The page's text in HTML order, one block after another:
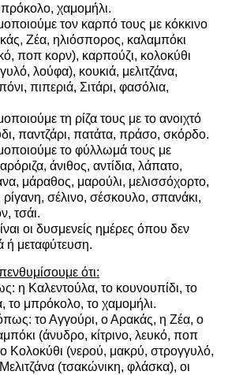
χαμομήλι.
τον καρπό τους με κόκκινο
Ζέα, ηλιόσπορος, καλαμπόκι
ποπ κορν), καρπούζι, κολοκύθι
λούφα), κουκιά, μελιτζάνα,
πιπεριά, Σιτάρι, φασόλια,
τη ρίζα τους με το ανοιχτό
παντζάρι, πατάτα, πράσο, σκόρδο.
το φύλλωμά τους με
άνιθος, αντίδια, λάπατο,
μάραθος, μαρούλι, μελισσόχορτο,
ρίγανη, σέλινο, σέσκουλο, σπανάκι,
τσάι.
οι δυσμενείς ημέρες όπου δεν
ή μεταφύτευση.
ότι:
η Καλεντούλα, το κουνουπίδι, το
το μπρόκολο, το χαμομήλι.
το Αγγούρι, ο Αρακάς, η Ζέα, ο
(άνυδρο, κίτρινο, λευκό, ποπ
Κολοκύθι (νερού, μακρύ, στρογγυλό,
(τσακώνικη, φλάσκα), οι